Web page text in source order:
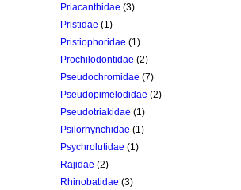
Priacanthidae (3)
Pristidae (1)
Pristiophoridae (1)
Prochilodontidae (2)
Pseudochromidae (7)
Pseudopimelodidae (2)
Pseudotriakidae (1)
Psilorhynchidae (1)
Psychrolutidae (1)
Rajidae (2)
Rhinobatidae (3)